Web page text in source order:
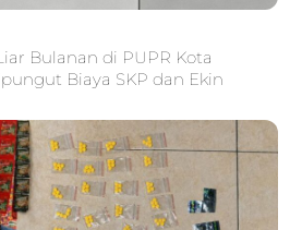
Bulanan di PUPR Kota
Biaya SKP dan Ekin